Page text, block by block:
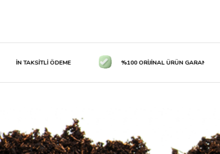
TAKSİTLİ ÖDEME %100 ORİJİNAL ÜRÜN GARANTİSİ